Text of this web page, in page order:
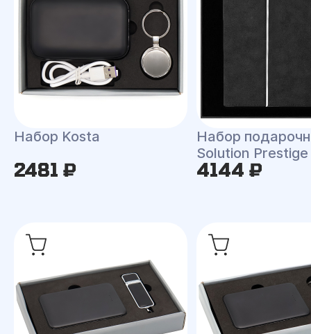
Набор Kosta
2481 ₽
Набор
Solution Prestige
4144 ₽